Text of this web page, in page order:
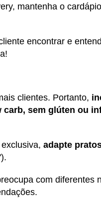
mantenha o
encontrar e
clientes. Portanto,
carb, sem glúten ou
adapte
com diferentes